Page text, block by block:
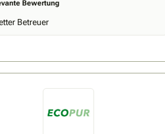
Kosten. Mit einer maximalen Wartezeit von
Ihrer Anlage. Unsere Kunden
unsere Flexibilität und Professionalität, was
Bewertung
Betreuer